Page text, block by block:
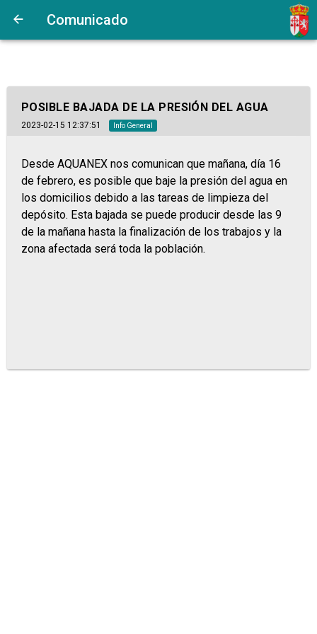
Comunicado
POSIBLE BAJADA DE LA PRESIÓN DEL AGUA
2023-02-15 12:37:51 Info General
Desde AQUANEX nos comunican que mañana, día 16
de febrero, es posible que baje la presión del agua en
los domicilios debido a las tareas de limpieza del
depósito. Esta bajada se puede producir desde las 9
de la mañana hasta la finalización de los trabajos y la
zona afectada será toda la población.